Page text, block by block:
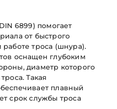
6899) помогает
от быстрого
троса (шнура).
оснащен глубоким
диаметр которого
Такая
плавный
срок службы троса